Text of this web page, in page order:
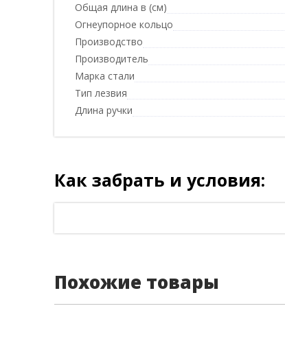
Общая длина в (см)
Огнеупорное кольцо
Производство
Производитель
Марка стали
Тип лезвия
Длина ручки
Как забрать и условия:
Похожие товары